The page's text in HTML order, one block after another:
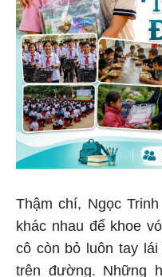
Thậm chí, Ngọc
khác nhau để khoe
cô còn bỏ luôn tay
trên đường. Những